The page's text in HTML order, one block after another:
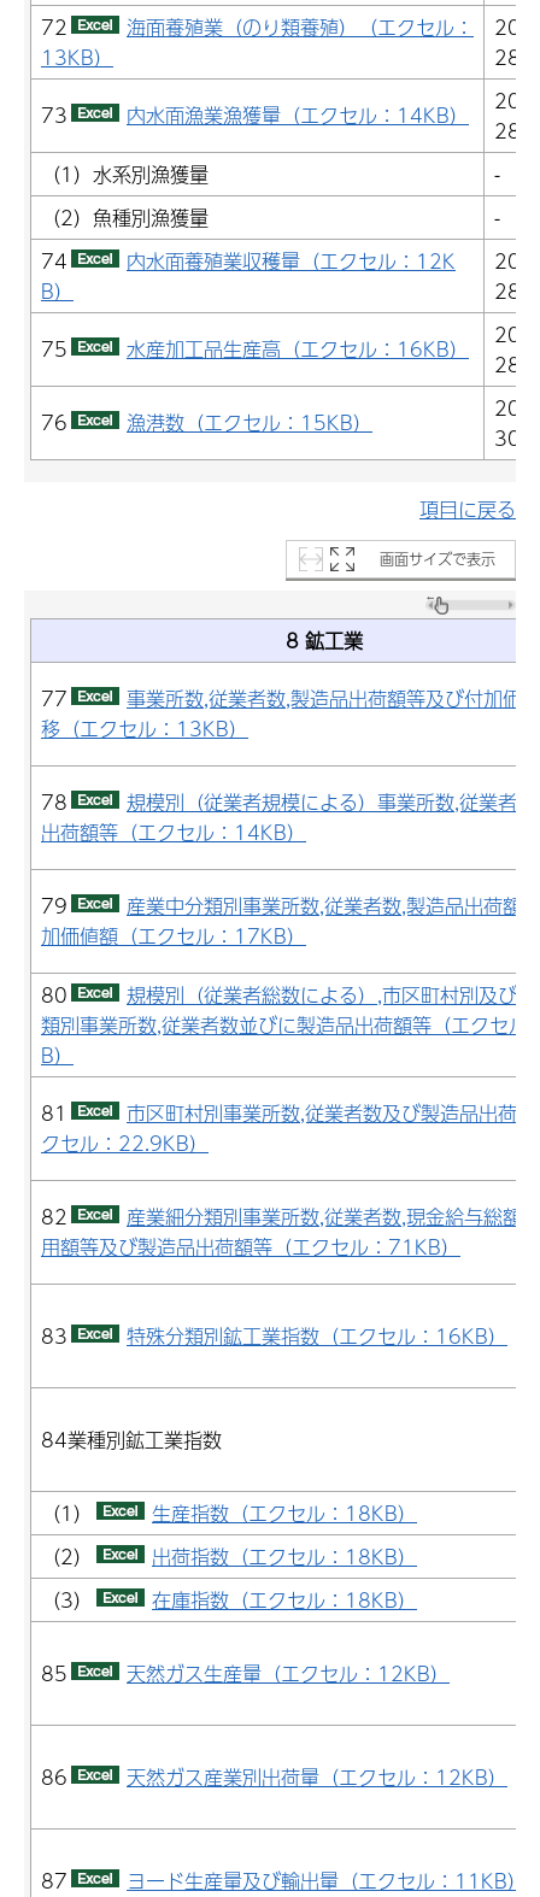
72
海面養殖業（のり類養殖）（エクセル：
13KB）
28)
73
内水面漁業漁獲量（エクセル：14KB）
28)
（1）水系別漁獲量
-
（2）魚種別漁獲量
-
74
内水面養殖業収穫量（エクセル：12K
B）
28)
75
水産加工品生産高（エクセル：16KB）
28)
76
漁港数（エクセル：15KB）
30)
項目に戻る
画面サイズで表示
8 鉱工業
77
事業所数,従業者数,製造品出荷額等及び付加価
移（エクセル：13KB）
78
規模別（従業者規模による）事業所数,従業者
出荷額等（エクセル：14KB）
79
産業中分類別事業所数,従業者数,製造品出荷額
加価値額（エクセル：17KB）
80
規模別（従業者総数による）,市区町村別及び
類別事業所数,従業者数並びに製造品出荷額等（エクセル
B）
81
市区町村別事業所数,従業者数及び製造品出荷
クセル：22.9KB）
82
産業細分類別事業所数,従業者数,現金給与総額,
用額等及び製造品出荷額等（エクセル：71KB）
83 特殊分類別鉱工業指数（エクセル：16KB）
84業種別鉱工業指数
（1）
生産指数（エクセル：18KB）
（2）
出荷指数（エクセル：18KB）
（3）
在庫指数（エクセル：18KB）
85 天然ガス生産量（エクセル：12KB）
86 天然ガス産業別出荷量（エクセル：12KB）
87 ヨード生産量及び輸出量（エクセル：11KB）